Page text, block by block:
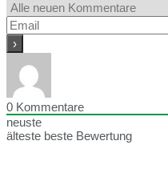
0 Kommentare
neuste
älteste beste Bewertung